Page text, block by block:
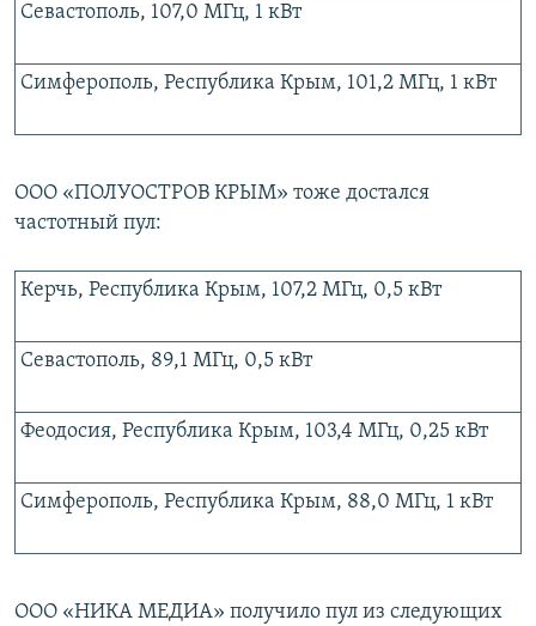
Севастополь, 107,0 МГц, 1 кВт
Симферополь, Республика Крым, 101,2 МГц, 1 кВт
ООО «ПОЛУОСТРОВ КРЫМ» тоже достался
частотный пул:
Керчь, Республика Крым, 107,2 МГц, 0,5 кВт
Севастополь, 89,1 МГц, 0,5 кВт
Феодосия, Республика Крым, 103,4 МГц, 0,25 кВт
Симферополь, Республика Крым, 88,0 МГц, 1 кВт
ООО «НИКА МЕДИА» получило пул из следующих